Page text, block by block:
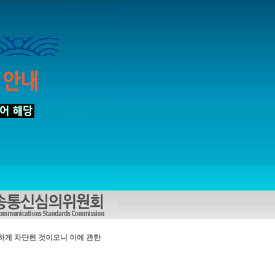
게 차단된 것이오니 이에 관한